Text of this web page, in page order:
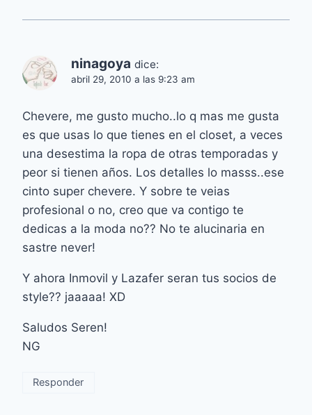
ninagoya dice:
abril 29, 2010 a las 9:23 am
Chevere, me gusto mucho..lo q mas me gusta
es que usas lo que tienes en el closet, a veces
una desestima la ropa de otras temporadas y
peor si tienen años. Los detalles lo masss..ese
cinto super chevere. Y sobre te veias
profesional o no, creo que va contigo te
dedicas a la moda no?? No te alucinaria en
sastre never!
Y ahora Inmovil y Lazafer seran tus socios de
style?? jaaaaa! XD
Saludos Seren!
NG
Responder